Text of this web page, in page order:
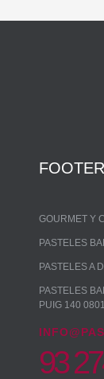
GOURMET Y
PASTELES
PASTELES A
PASTELES
PUIG 140
93